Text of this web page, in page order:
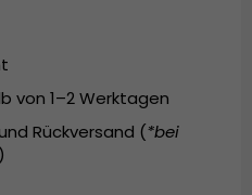
von 1–2 Werktagen
Rückversand (*bei